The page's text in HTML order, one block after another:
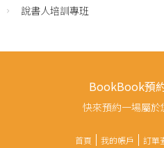
說書人培訓專班
BookBook預
快來預約一場屬
首頁 我的帳戶 訂單